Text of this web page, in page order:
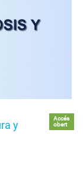
y
Accés
obert